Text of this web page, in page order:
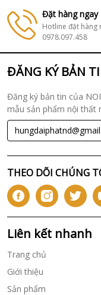
Đặt hàng ngay
Hotline đặt hàng
0978.097.458
ĐĂNG KÝ BẢN
Đăng ký bản tin của
mẫu sản phẩm nội thất
THEO DÕI CHÚNG
Liên kết nhanh
Trang chủ
Giới thiệu
Sản phẩm